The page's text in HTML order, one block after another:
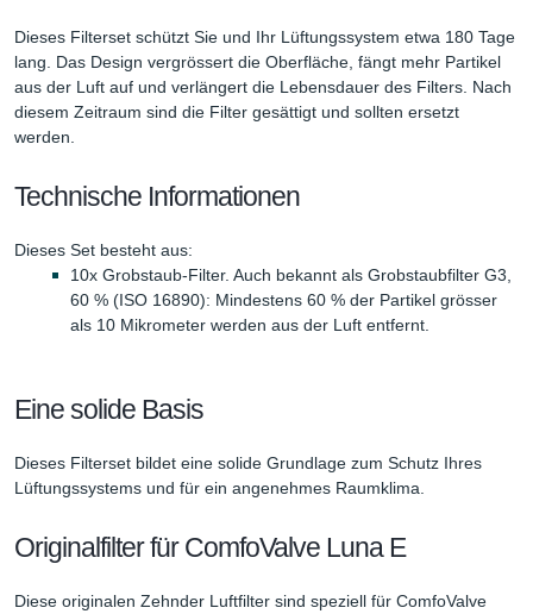
Dieses Filterset schützt Sie und Ihr Lüftungssystem etwa 180 Tage
lang. Das Design vergrössert die Oberfläche, fängt mehr Partikel
aus der Luft auf und verlängert die Lebensdauer des Filters. Nach
diesem Zeitraum sind die Filter gesättigt und sollten ersetzt
werden.
Technische Informationen
Dieses Set besteht aus:
10x Grobstaub-Filter. Auch bekannt als Grobstaubfilter G3,
60 % (ISO 16890): Mindestens 60 % der Partikel grösser
als 10 Mikrometer werden aus der Luft entfernt.
Eine solide Basis
Dieses Filterset bildet eine solide Grundlage zum Schutz Ihres
Lüftungssystems und für ein angenehmes Raumklima.
Originalfilter für ComfoValve Luna E
Diese originalen Zehnder Luftfilter sind speziell für ComfoValve